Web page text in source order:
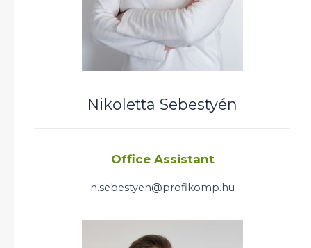
Nikoletta Sebestyén
Office Assistant
n.sebestyen@profikomp.hu